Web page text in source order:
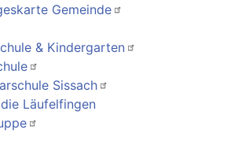
Gemeinde
& Kindergarten
Sissach
Läufelfingen